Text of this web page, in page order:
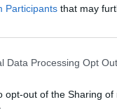
Participants that may
Data Processing Opt
opt-out of the Sharing of
Wendigo tienen que
bastantes
aparece el